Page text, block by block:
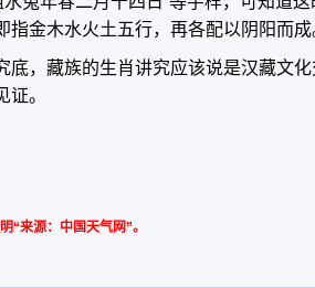
指金木水火土五行，再各配以阴阳而成
底，藏族的生肖讲究应该说是汉藏文
证。
“来源：中国天气网”。